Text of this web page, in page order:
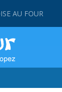
AU FOUR